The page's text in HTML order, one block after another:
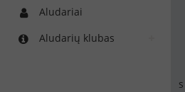
Aludariai
Aludarių klubas
s